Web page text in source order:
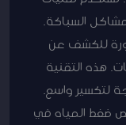
السباكة.
للكشف عن
هذه التقنية
لتكسير واسع.
ضغط المياه في